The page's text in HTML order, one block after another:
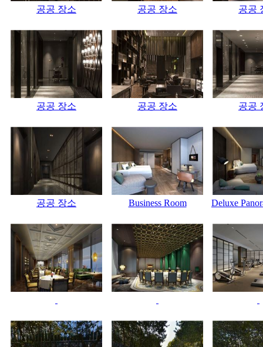
공공 장소 공공 장소 공공
공공 장소 공공 장소 공공
공공 장소 Business Room Deluxe